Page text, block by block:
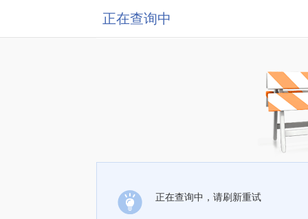
正在查询中
正在查询中，请刷新重试